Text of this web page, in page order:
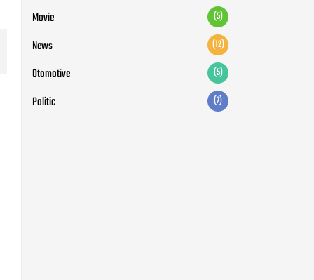
Movie (5)
News (12)
Otomotive (5)
Politic (7)